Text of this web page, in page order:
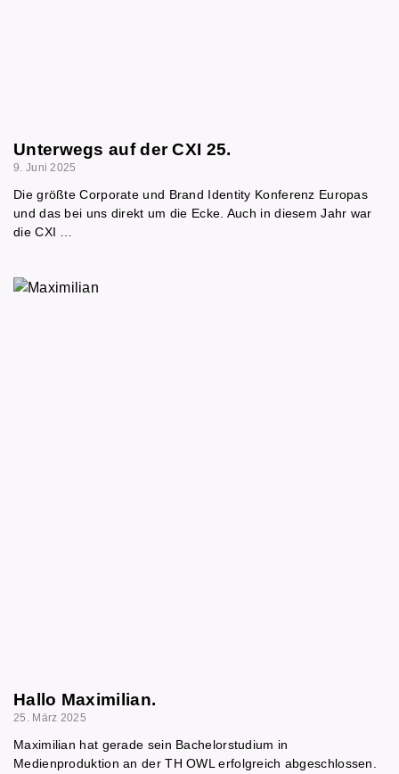
Unterwegs auf der CXI 25.
9. Juni 2025
Die größte Corporate und Brand Identity Konferenz Europas
und das bei uns direkt um die Ecke. Auch in diesem Jahr war
die CXI …
Hallo Maximilian.
25. März 2025
Maximilian hat gerade sein Bachelorstudium in
Medienproduktion an der TH OWL erfolgreich abgeschlossen.